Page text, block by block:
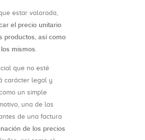
estar valorada,
el precio unitario
productos, así como
mismos.
que no esté
carácter legal y
un simple
una de las
de una factura
de los precios